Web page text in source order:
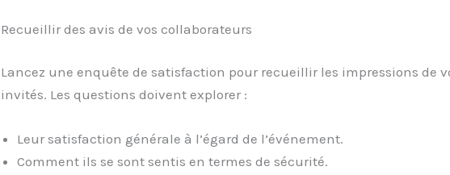
Recueillir des avis de vos collaborateurs
Lancez une enquête de satisfaction pour recueillir les impressions de
invités. Les questions doivent explorer :
Leur satisfaction générale à l’égard de l’événement.
Comment ils se sont sentis en termes de sécurité.